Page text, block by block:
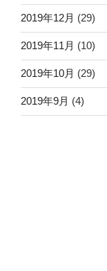
2019年12月 (29)
2019年11月 (10)
2019年10月 (29)
2019年9月 (4)